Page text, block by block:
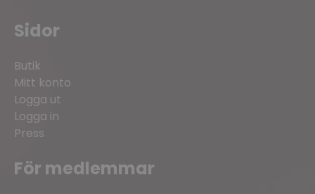
Sidor
Butik
Mitt konto
Logga ut
Logga in
Press
För medlemmar